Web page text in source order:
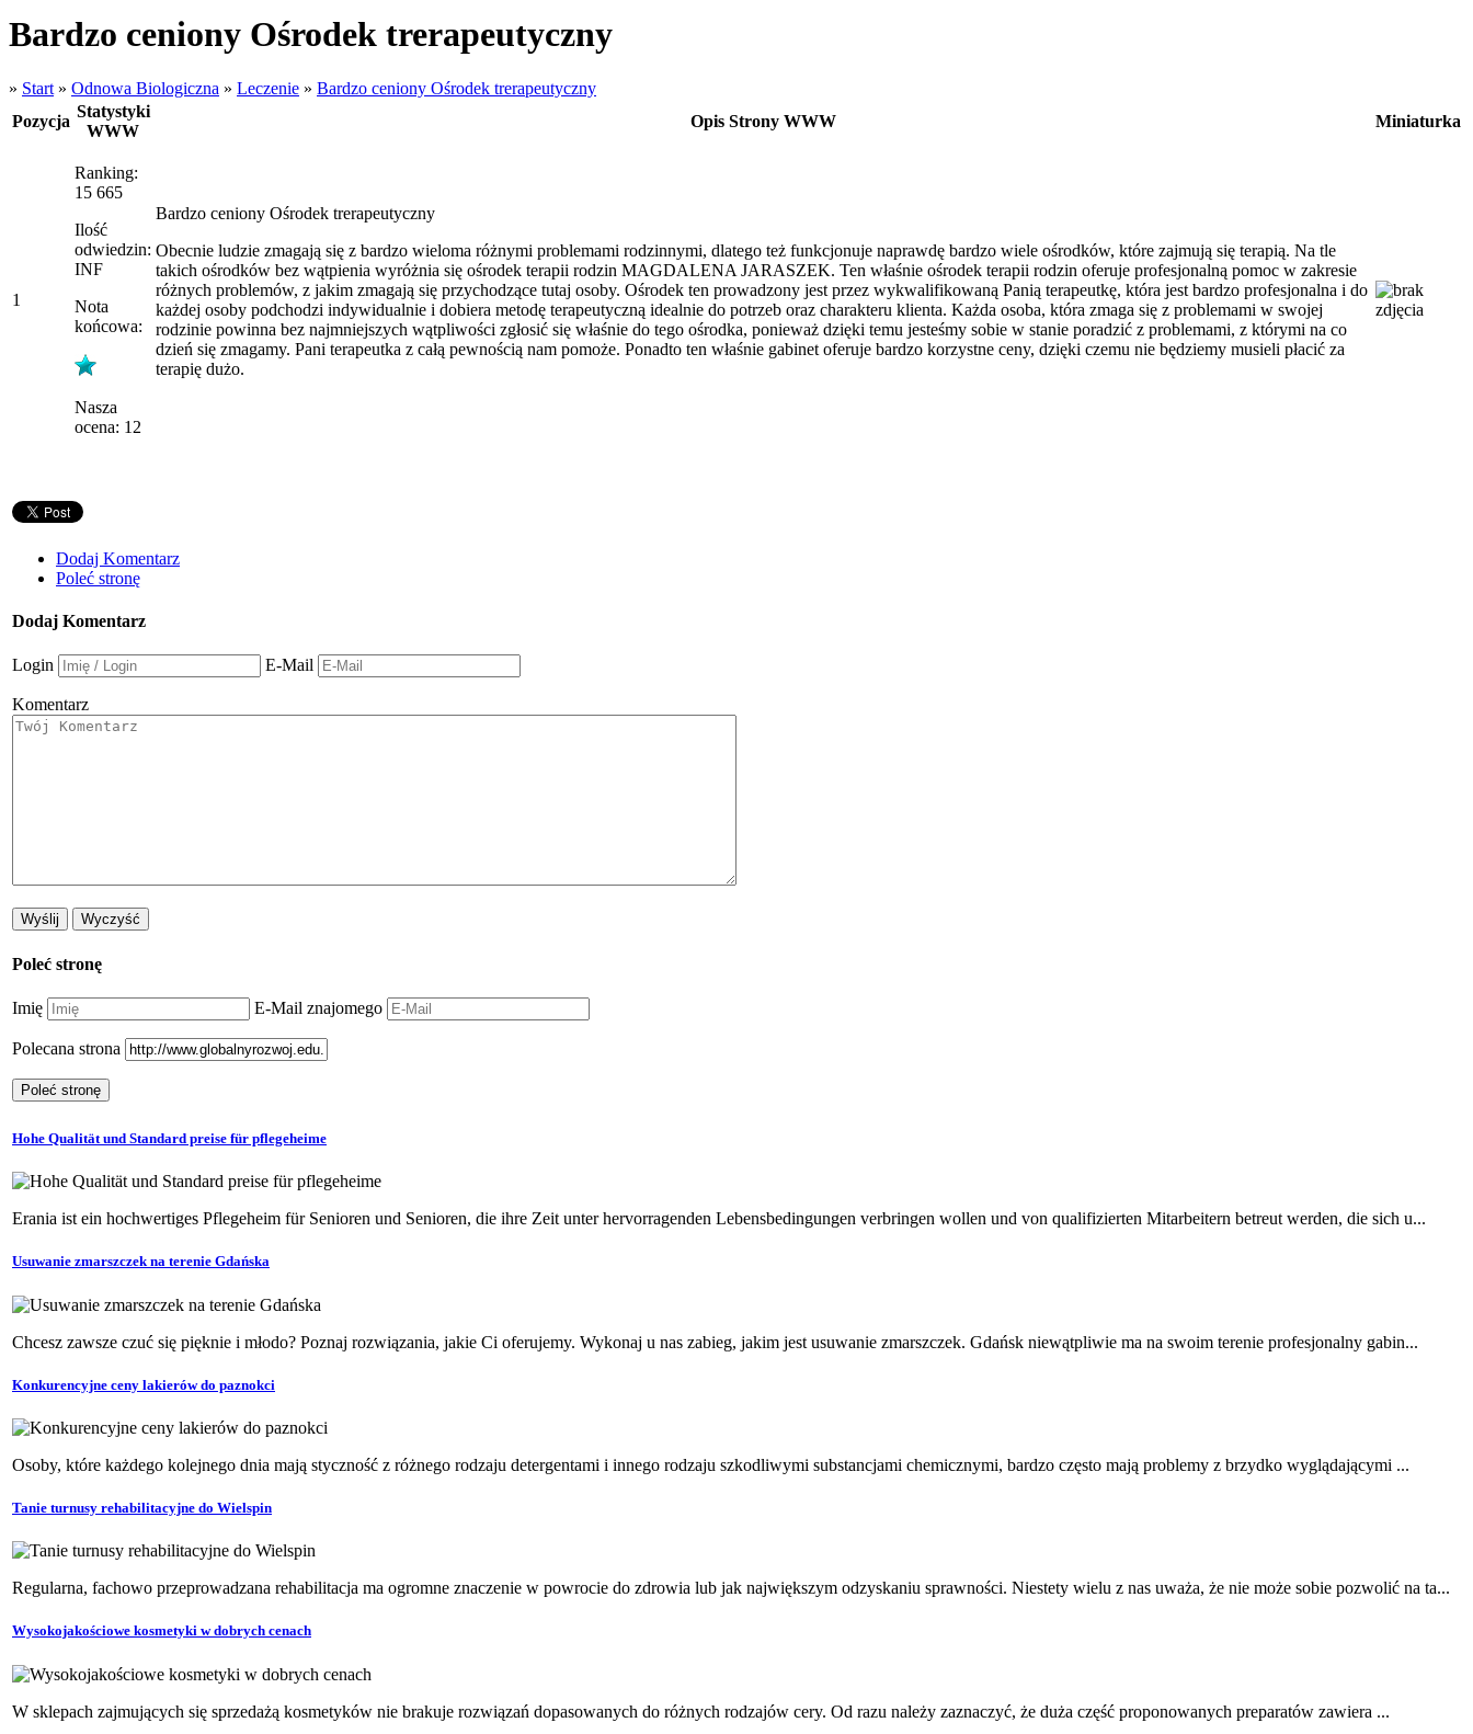
Bardzo ceniony Ośrodek trerapeutyczny
» Start » Odnowa Biologiczna » Leczenie » Bardzo ceniony Ośrodek trerapeutyczny
Pozycja
Statystyki
WWW
Opis Strony WWW Miniaturka
1
Ranking:
15 665
Ilość
odwiedzin:
INF
Nota
końcowa:
Nasza
ocena: 12
Bardzo ceniony Ośrodek trerapeutyczny
Obecnie ludzie zmagają się z bardzo wieloma różnymi problemami rodzinnymi, dlatego też funkcjonuje naprawdę bardzo wiele ośrodków, które zajmują się terapią. Na tle
takich ośrodków bez wątpienia wyróżnia się ośrodek terapii rodzin MAGDALENA JARASZEK. Ten właśnie ośrodek terapii rodzin oferuje profesjonalną pomoc w zakresie
różnych problemów, z jakim zmagają się przychodzące tutaj osoby. Ośrodek ten prowadzony jest przez wykwalifikowaną Panią terapeutkę, która jest bardzo profesjonalna i do
każdej osoby podchodzi indywidualnie i dobiera metodę terapeutyczną idealnie do potrzeb oraz charakteru klienta. Każda osoba, która zmaga się z problemami w swojej
rodzinie powinna bez najmniejszych wątpliwości zgłosić się właśnie do tego ośrodka, ponieważ dzięki temu jesteśmy sobie w stanie poradzić z problemami, z którymi na co
dzień się zmagamy. Pani terapeutka z całą pewnością nam pomoże. Ponadto ten właśnie gabinet oferuje bardzo korzystne ceny, dzięki czemu nie będziemy musieli płacić za
terapię dużo.
Dodaj Komentarz
Poleć stronę
Dodaj Komentarz
Login E-Mail
Komentarz
Poleć stronę
Imię E-Mail znajomego
Polecana strona
Hohe Qualität und Standard preise für pflegeheime
Erania ist ein hochwertiges Pflegeheim für Senioren und Senioren, die ihre Zeit unter hervorragenden Lebensbedingungen verbringen wollen und von qualifizierten Mitarbeitern betreut werden, die sich u...
Usuwanie zmarszczek na terenie Gdańska
Chcesz zawsze czuć się pięknie i młodo? Poznaj rozwiązania, jakie Ci oferujemy. Wykonaj u nas zabieg, jakim jest usuwanie zmarszczek. Gdańsk niewątpliwie ma na swoim terenie profesjonalny gabin...
Konkurencyjne ceny lakierów do paznokci
Osoby, które każdego kolejnego dnia mają styczność z różnego rodzaju detergentami i innego rodzaju szkodliwymi substancjami chemicznymi, bardzo często mają problemy z brzydko wyglądającymi ...
Tanie turnusy rehabilitacyjne do Wielspin
Regularna, fachowo przeprowadzana rehabilitacja ma ogromne znaczenie w powrocie do zdrowia lub jak największym odzyskaniu sprawności. Niestety wielu z nas uważa, że nie może sobie pozwolić na ta...
Wysokojakościowe kosmetyki w dobrych cenach
W sklepach zajmujących się sprzedażą kosmetyków nie brakuje rozwiązań dopasowanych do różnych rodzajów cery. Od razu należy zaznaczyć, że duża część proponowanych preparatów zawiera ...